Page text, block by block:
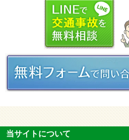
当サイトについて